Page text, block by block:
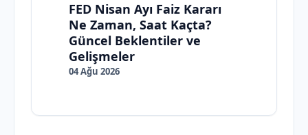
FED Nisan Ayı Faiz Kararı
Ne Zaman, Saat Kaçta?
Güncel Beklentiler ve
Gelişmeler
04 Ağu 2026